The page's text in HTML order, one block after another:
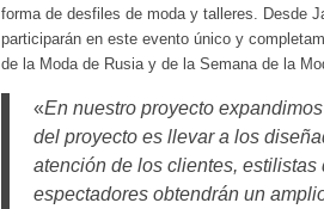
forma de desfiles de moda y talleres. Desde
participarán en este evento único y
de la Moda de Rusia y de la Semana de la
«En nuestro proyecto
del proyecto es llevar a los
atención de los clientes,
espectadores obtendrán un